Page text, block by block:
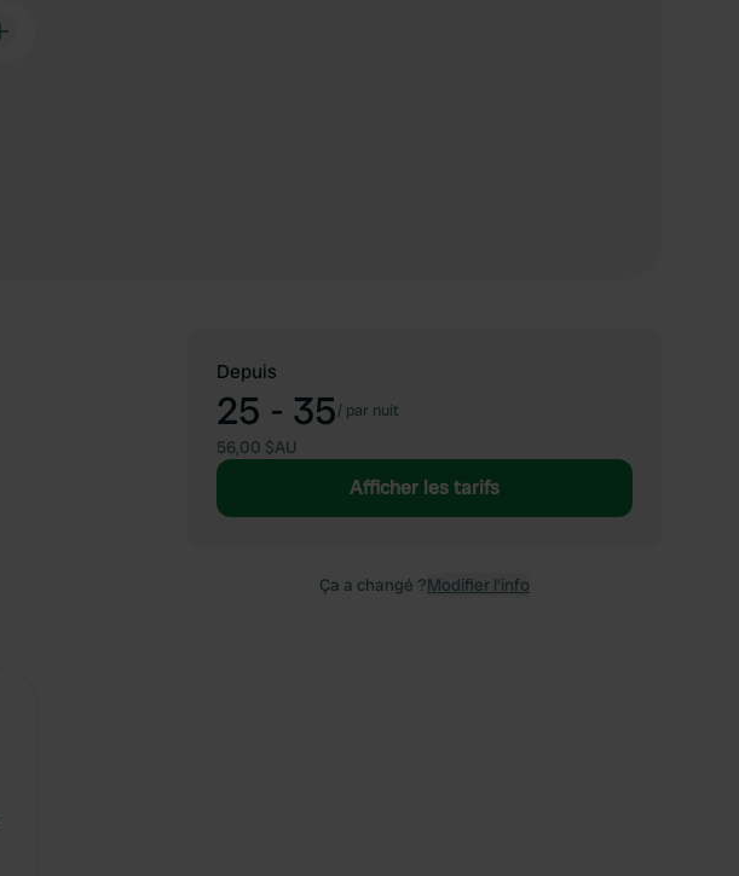
Depuis
25 - 35/ par nuit
56,00 $AU
Afficher les tarifs
Ça a changé ?Modifier l’info